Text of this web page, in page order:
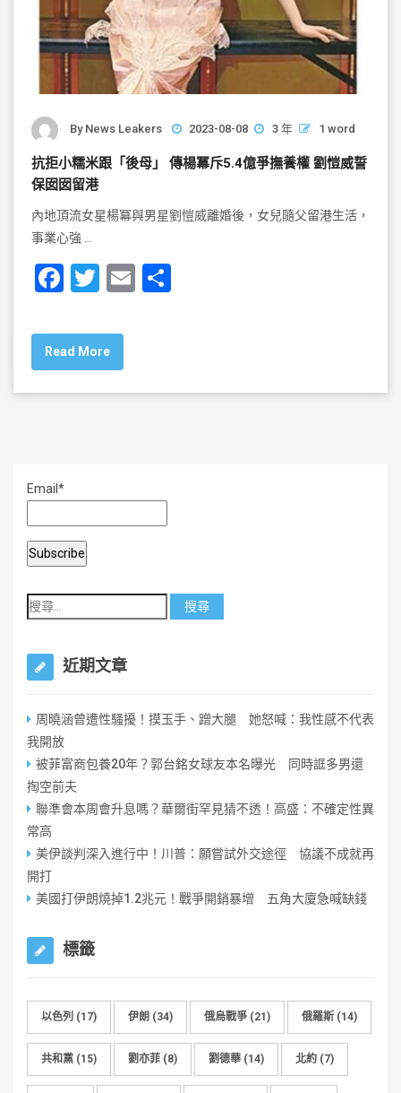
By News Leakers 2023-08-08 3 年 1 word
抗拒小糯米跟「後母」 傳楊冪斥5.4億爭撫養權 劉愷威誓
保囡囡留港
內地頂流女星楊冪與男星劉愷威離婚後，女兒隨父留港生活，
事業心強 …
F
c
e
b
k
T
tt
er
E
Read More
Email*
近期文章
周曉涵曾遭性騷擾！摸玉手、蹭大腿 她怒喊：我性感不代表
我開放
被菲富商包養20年？郭台銘女球友本名曝光 同時誆多男還
掏空前夫
聯準會本周會升息嗎？華爾街罕見猜不透！高盛：不確定性異
常高
美伊談判深入進行中！川普：願嘗試外交途徑 協議不成就再
開打
美國打伊朗燒掉1.2兆元！戰爭開銷暴增 五角大廈急喊缺錢
標籤
以色列 (17) 伊朗 (34) 俄烏戰爭 (21) 俄羅斯 (14)
共和黨 (15) 劉亦菲 (8) 劉德華 (14) 北約 (7)